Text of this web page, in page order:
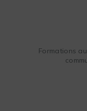
Formations